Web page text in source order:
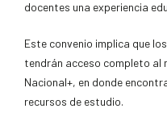
docentes una experiencia
Este convenio implica que
tendrán acceso completo
Nacional+, en donde
recursos de estudio.